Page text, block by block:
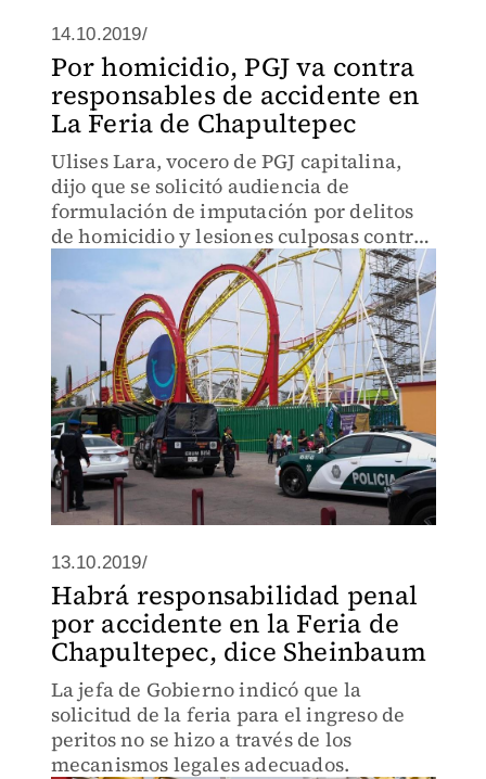
14.10.2019/
Por homicidio, PGJ va contra
responsables de accidente en
La Feria de Chapultepec
Ulises Lara, vocero de PGJ capitalina,
dijo que se solicitó audiencia de
formulación de imputación por delitos
de homicidio y lesiones culposas contra
los investigados por el accidente
ocurrido el 28 de septiembre.
13.10.2019/
Habrá responsabilidad penal
por accidente en la Feria de
Chapultepec, dice Sheinbaum
La jefa de Gobierno indicó que la
solicitud de la feria para el ingreso de
peritos no se hizo a través de los
mecanismos legales adecuados.